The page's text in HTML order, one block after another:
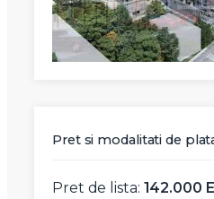
Pret si modalitati de
Pret de lista: 142.000
Nume
Email